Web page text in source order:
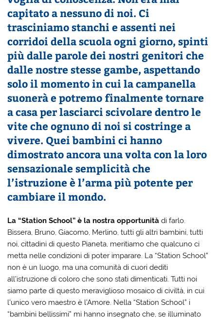
capitato a nessuno di noi. Ci
trasciniamo stanchi e assenti nei
corridoi della scuola ogni giorno, spinti
più dalle parole dei nostri genitori che
dalle nostre stesse gambe, aspettando
solo il momento in cui la campanella
suonerà e potremo finalmente tornare
a casa per lasciarci scivolare dentro le
vite che ognuno di noi si costringe a
vivere. Quei bambini ci hanno
dimostrato ancora una volta con la loro
sensazionale semplicità che
l’istruzione è l’arma più potente per
cambiare il mondo.
La “Station School” è la nostra opportunità di farlo.
Bissera, Bruno, Giacomo, Merlino, tutti gli altri bambini, tutti
noi, cittadini di questo Pianeta, meritiamo che qualcuno ci
metta nelle condizioni di poter imparare. La “Station School”
non è un luogo, ma una comunità di cuori dediti
all’istruzione di coloro che sono stati dimenticati. Tutti noi
siamo parte di questo meraviglioso mosaico di civiltà, in cui
l’unico vero maestro è l’Amore. Nella “Station School” i
“bambini bellissimi” mi hanno insegnato che, se illuminato